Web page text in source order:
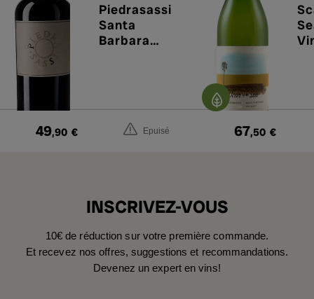
Piedrasassi
Santa
Barbara
49,90 € Epuisé 67,50 €
INSCRIVEZ-VOUS
10€ de réduction sur votre première commande.
Et recevez nos offres, suggestions et recommandations.
Devenez un expert en vins!